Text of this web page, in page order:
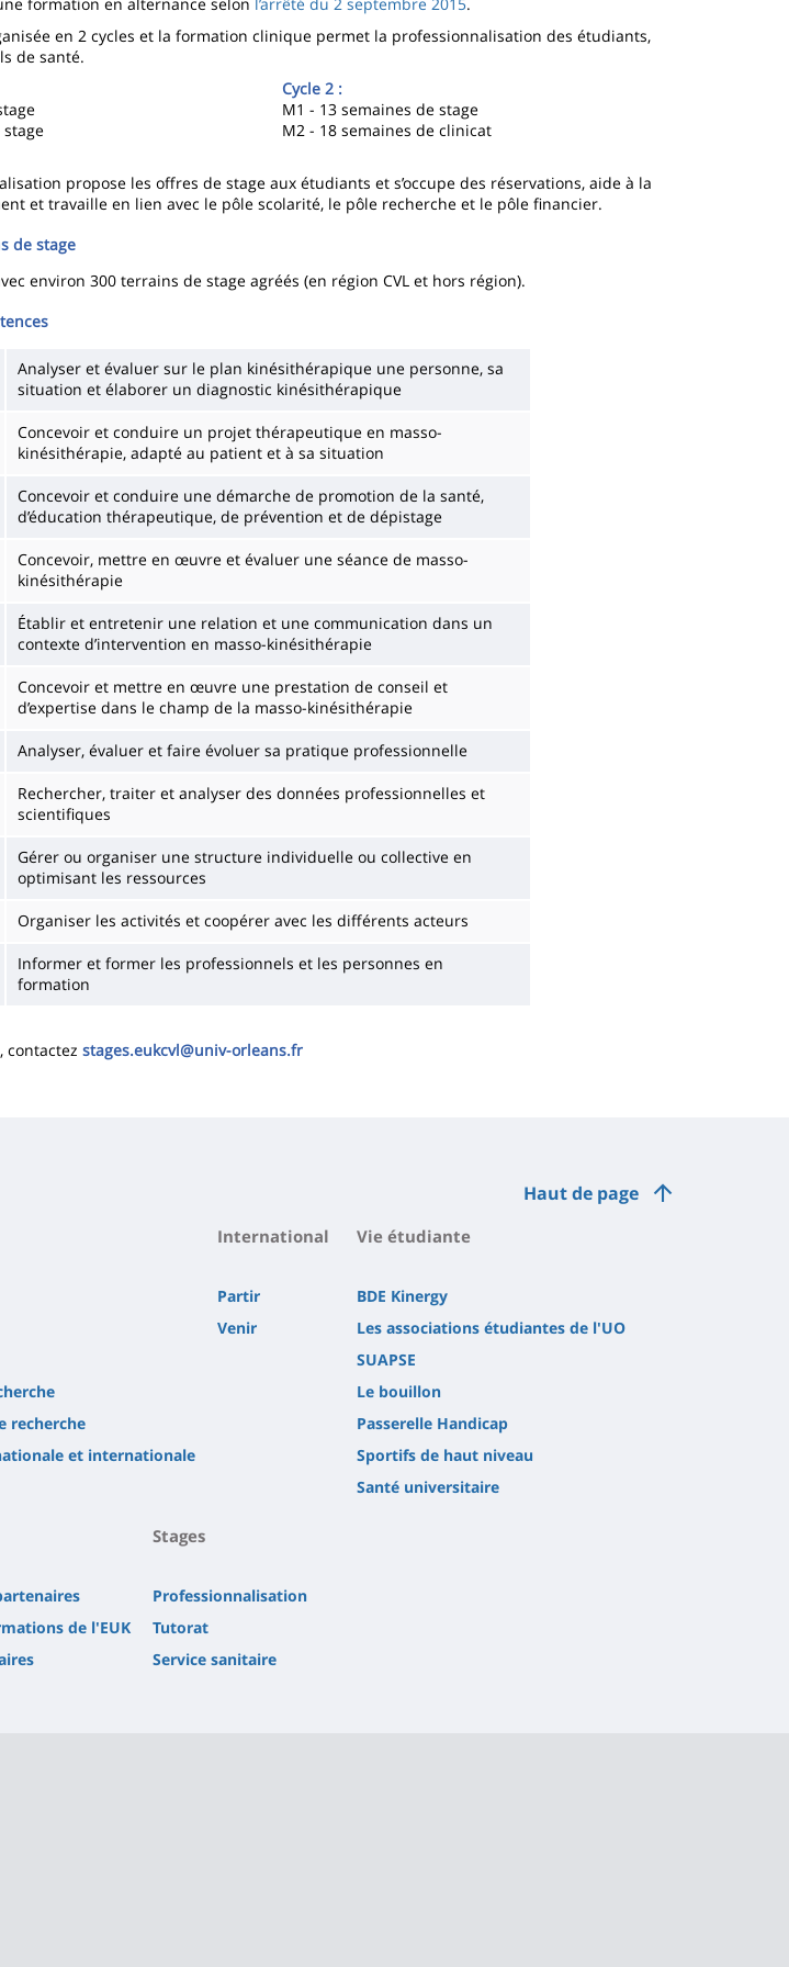
en 2 cycles et la formation clinique permet la professionnalisation des étudiants,
de santé.
Cycle 2 :
M1 - 13 semaines de stage
M2 - 18 semaines de clinicat
propose les offres de stage aux étudiants et s’occupe des réservations, aide à la
et travaille en lien avec le pôle scolarité, le pôle recherche et le pôle financier.
de stage
environ 300 terrains de stage agréés (en région CVL et hors région).
Analyser et évaluer sur le plan kinésithérapique une personne, sa
situation et élaborer un diagnostic kinésithérapique
Concevoir et conduire un projet thérapeutique en masso-
kinésithérapie, adapté au patient et à sa situation
Concevoir et conduire une démarche de promotion de la santé,
d’éducation thérapeutique, de prévention et de dépistage
Concevoir, mettre en œuvre et évaluer une séance de masso-
kinésithérapie
Établir et entretenir une relation et une communication dans un
contexte d’intervention en masso-kinésithérapie
Concevoir et mettre en œuvre une prestation de conseil et
d’expertise dans le champ de la masso-kinésithérapie
Analyser, évaluer et faire évoluer sa pratique professionnelle
Rechercher, traiter et analyser des données professionnelles et
scientifiques
Gérer ou organiser une structure individuelle ou collective en
optimisant les ressources
Organiser les activités et coopérer avec les différents acteurs
Informer et former les professionnels et les personnes en
formation
contactez stages.eukcvl@univ-orleans.fr
Haut de page
recherche
et internationale
International
Partir
Venir
Vie étudiante
BDE Kinergy
Les associations étudiantes de l'UO
SUAPSE
Le bouillon
Passerelle Handicap
Sportifs de haut niveau
Santé universitaire
de l'EUK
Stages
Professionnalisation
Tutorat
Service sanitaire